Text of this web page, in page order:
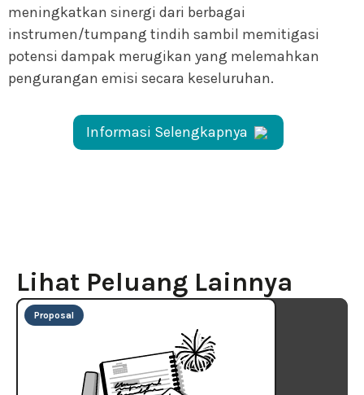
meningkatkan sinergi dari berbagai
instrumen/tumpang tindih sambil memitigasi
potensi dampak merugikan yang melemahkan
pengurangan emisi secara keseluruhan.
Informasi Selengkapnya
Lihat Peluang Lainnya
Proposal